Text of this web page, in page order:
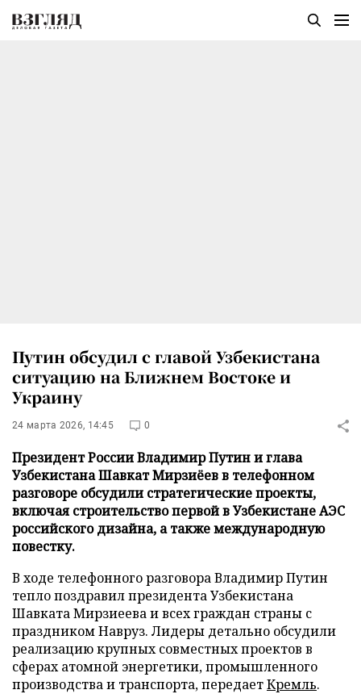
Путин обсудил с главой Узбекистана
ситуацию на Ближнем Востоке и
Украину
24 марта 2026, 14:45 0
Президент России Владимир Путин и глава
Узбекистана Шавкат Мирзиёев в телефонном
разговоре обсудили стратегические проекты,
включая строительство первой в Узбекистане АЭС
российского дизайна, а также международную
повестку.
В ходе телефонного разговора Владимир Путин
тепло поздравил президента Узбекистана
Шавката Мирзиеева и всех граждан страны с
праздником Навруз. Лидеры детально обсудили
реализацию крупных совместных проектов в
сферах атомной энергетики, промышленного
производства и транспорта, передаетКремль.